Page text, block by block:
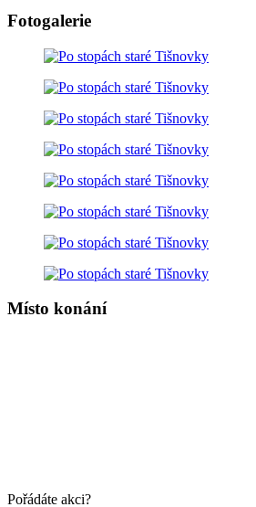
Fotogalerie
Místo konání
Pořádáte akci?